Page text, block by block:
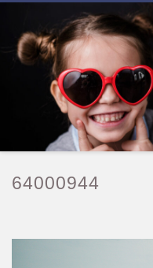
64000944